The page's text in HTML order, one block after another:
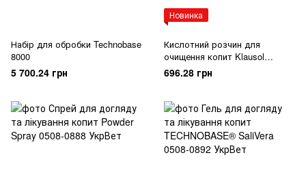
Набір для обробки Technobase
8000
5 700.24 грн
Новинка
Кислотний розчин для
очищення копит Klausol
(Клаусол)
696.28 грн